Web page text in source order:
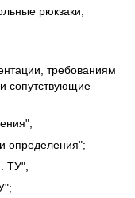
рюкзаки,
требованиям
сопутствующие
определения";
ТУ";